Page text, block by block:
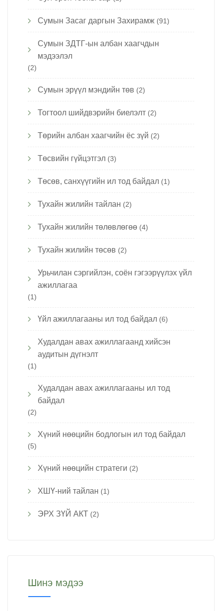
Сумын Засаг даргын Захирамж (91)
Сумын ЗДТГ-ын албан хаагчдын
мэдээлэл
(2)
Сумын эрүүл мэндийн төв (2)
Тогтоол шийдвэрийн биелэлт (2)
Төрийн албан хаагчийн ёс зүй (2)
Төсвийн гүйцэтгэл (3)
Төсөв, санхүүгийн ил тод байдал (1)
Тухайн жилийн тайлан (2)
Тухайн жилийн төлөвлөгөө (4)
Тухайн жилийн төсөв (2)
Урьчилан сэргийлэн, соён гэгээрүүлэх үйл
ажиллагаа
(1)
Үйл ажиллагааны ил тод байдал (6)
Худалдан авах ажиллагаанд хийсэн
аудитын дүгнэлт
(1)
Худалдан авах ажиллагааны ил тод
байдал
(2)
Хүний нөөцийн бодлогын ил тод байдал
(5)
Хүний нөөцийн стратеги (2)
ХШҮ-ний тайлан (1)
ЭРХ ЗҮЙ АКТ (2)
Шинэ мэдээ